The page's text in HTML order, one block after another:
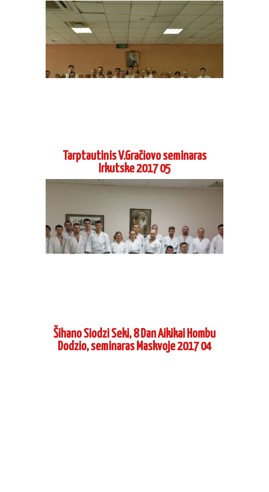
Tarptautinis V.Gračiovo seminaras
Irkutske 2017 05
Šihano Siodzi Seki, 8 Dan Aikikai Hombu
Dodzio, seminaras Maskvoje 2017 04